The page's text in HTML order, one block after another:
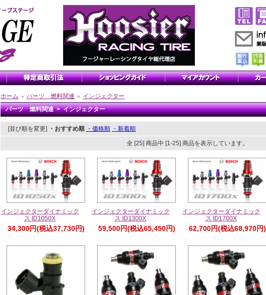
ホーム ＞ パーツ 燃料関連 ＞ インジェクター
パーツ 燃料関連 > インジェクター
[並び順を変更] ・おすすめ順 ・価格順 ・新着順
全 [25] 商品中 [1-25] 商品を表示しています。
インジェクターダイナミック
ス ID1050X
34,300円(税込37,730円)
インジェクターダイナミック
ス ID1300X
59,500円(税込65,450円)
インジェクターダイナミック
ス ID1700X
62,700円(税込68,970円)